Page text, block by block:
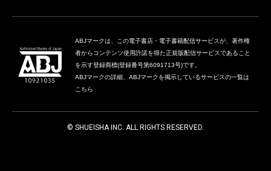
ABJマークは、この電子書店・電子書籍配信サービスが、著作権
者からコンテンツ使用許諾を得た正規版配信サービスであること
を示す登録商標(登録番号第6091713号)です。
ABJマークの詳細、ABJマークを掲示しているサービスの一覧は
こちら
© SHUEISHA INC. ALL RIGHTS RESERVED.